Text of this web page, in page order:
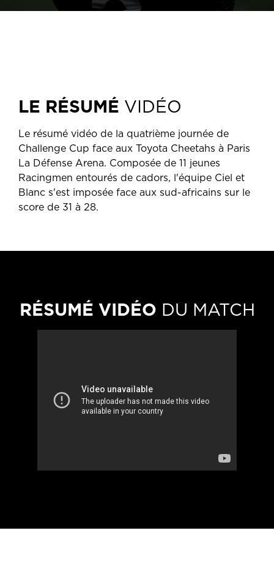
LE RÉSUMÉ VIDÉO
Le résumé vidéo de la quatrième journée de
Challenge Cup face aux Toyota Cheetahs à Paris
La Défense Arena. Composée de 11 jeunes
Racingmen entourés de cadors, l'équipe Ciel et
Blanc s'est imposée face aux sud-africains sur le
score de 31 à 28.
RÉSUMÉ VIDÉO DU MATCH